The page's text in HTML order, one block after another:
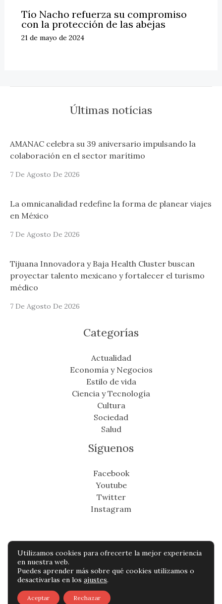
Tío Nacho refuerza su compromiso
con la protección de las abejas
21 de mayo de 2024
Últimas notícias
AMANAC celebra su 39 aniversario impulsando la
colaboración en el sector marítimo
7 De Agosto De 2026
La omnicanalidad redefine la forma de planear viajes
en México
7 De Agosto De 2026
Tijuana Innovadora y Baja Health Cluster buscan
proyectar talento mexicano y fortalecer el turismo
médico
7 De Agosto De 2026
Categorías
Actualidad
Economía y Negocios
Estilo de vida
Ciencia y Tecnología
Cultura
Sociedad
Salud
Síguenos
Facebook
Youtube
Twitter
Instagram
Copyright © Todos os direitos reservados -
cronicafinanciera.com
Política de privacidad
Contacto
Utilizamos cookies para ofrecerte la mejor experiencia
en nuestra web.
Puedes aprender más sobre qué cookies utilizamos o
desactivarlas en los ajustes.
Aceptar Rechazar